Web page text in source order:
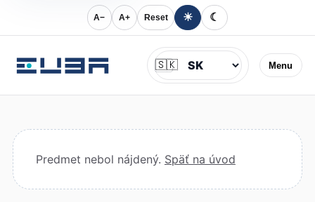
A− A+ Reset ☀ ☾
Menu
Jazyk
🇸🇰
Predmet nebol nájdený. Späť na úvod